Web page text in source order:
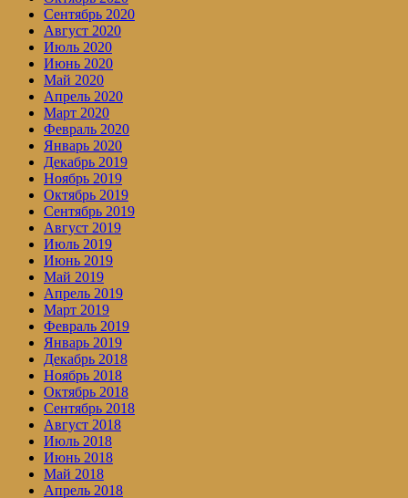
Сентябрь 2020
Август 2020
Июль 2020
Июнь 2020
Май 2020
Апрель 2020
Март 2020
Февраль 2020
Январь 2020
Декабрь 2019
Ноябрь 2019
Октябрь 2019
Сентябрь 2019
Август 2019
Июль 2019
Июнь 2019
Май 2019
Апрель 2019
Март 2019
Февраль 2019
Январь 2019
Декабрь 2018
Ноябрь 2018
Октябрь 2018
Сентябрь 2018
Август 2018
Июль 2018
Июнь 2018
Май 2018
Апрель 2018